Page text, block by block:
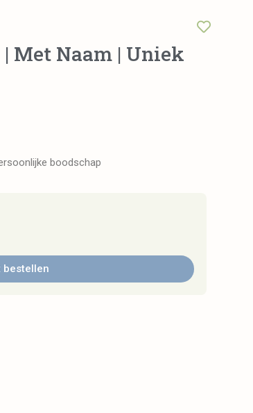
Met Naam | Uniek
boodschap
bestellen